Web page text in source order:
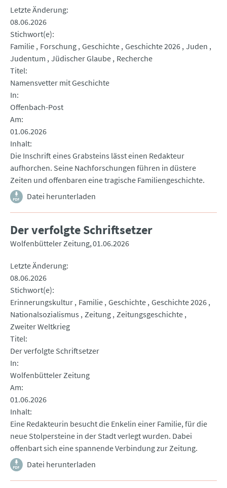
Letzte Änderung
08.06.2026
Stichwort(e)
Familie Forschung Geschichte Geschichte 2026 Juden
Judentum Jüdischer Glaube Recherche
Titel
Namensvetter mit Geschichte
In
Offenbach-Post
Am
01.06.2026
Inhalt
Die Inschrift eines Grabsteins lässt einen Redakteur
aufhorchen. Seine Nachforschungen führen in düstere
Zeiten und offenbaren eine tragische Familiengeschichte.
Datei herunterladen
Der verfolgte Schriftsetzer
Wolfenbütteler Zeitung 01.06.2026
Letzte Änderung
08.06.2026
Stichwort(e)
Erinnerungskultur Familie Geschichte Geschichte 2026
Nationalsozialismus Zeitung Zeitungsgeschichte
Zweiter Weltkrieg
Titel
Der verfolgte Schriftsetzer
In
Wolfenbütteler Zeitung
Am
01.06.2026
Inhalt
Eine Redakteurin besucht die Enkelin einer Familie, für die
neue Stolpersteine in der Stadt verlegt wurden. Dabei
offenbart sich eine spannende Verbindung zur Zeitung.
Datei herunterladen